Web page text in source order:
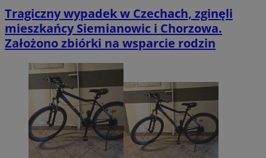
Tragiczny wypadek w Czechach, zginęli
mieszkańcy Siemianowic i Chorzowa.
Założono zbiórki na wsparcie rodzin